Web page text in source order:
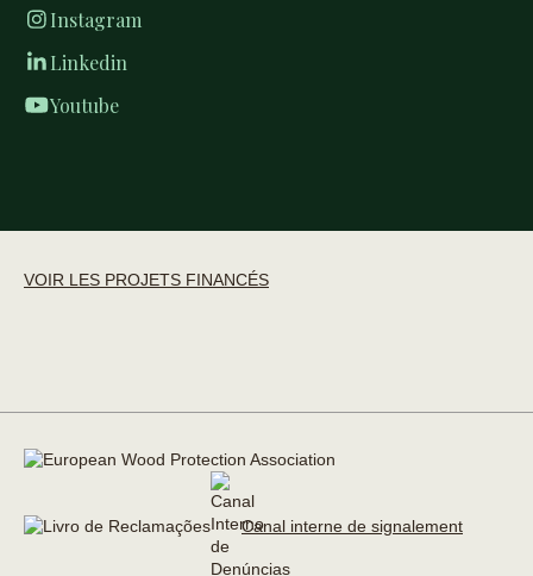
Instagram
Linkedin
Youtube
VOIR LES PROJETS FINANCÉS
Canal interne de signalement